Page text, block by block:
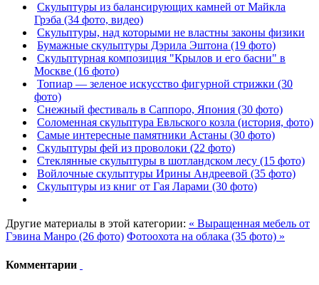
Скульптуры из балансирующих камней от Майкла
Грэба (34 фото, видео)
Скульптуры, над которыми не властны законы физики
Бумажные скульптуры Дэрила Эштона (19 фото)
Скульптурная композиция "Крылов и его басни" в
Москве (16 фото)
Топиар — зеленое искусство фигурной стрижки (30
фото)
Снежный фестиваль в Саппоро, Япония (30 фото)
Соломенная скульптура Евльского козла (история, фото)
Самые интересные памятники Астаны (30 фото)
Скульптуры фей из проволоки (22 фото)
Стеклянные скульптуры в шотландском лесу (15 фото)
Войлочные скульптуры Ирины Андреевой (35 фото)
Скульптуры из книг от Гая Ларами (30 фото)
Другие материалы в этой категории: « Выращенная мебель от
Гэвина Манро (26 фото) Фотоохота на облака (35 фото) »
Комментарии